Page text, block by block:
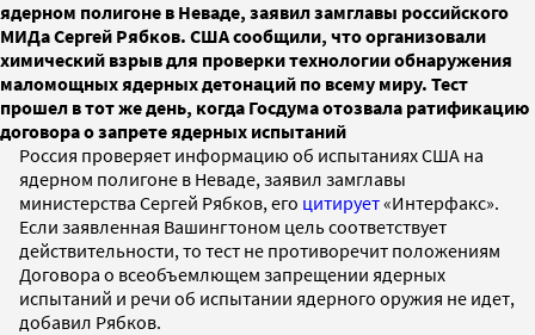
ядерном полигоне в Неваде, заявил замглавы российского
МИДа Сергей Рябков. США сообщили, что организовали
химический взрыв для проверки технологии обнаружения
маломощных ядерных детонаций по всему миру. Тест
прошел в тот же день, когда Госдума отозвала ратификацию
договора о запрете ядерных испытаний
Россия проверяет информацию об испытаниях США на
ядерном полигоне в Неваде, заявил замглавы
министерства Сергей Рябков, его цитирует«Интерфакс».
Если заявленная Вашингтоном цель соответствует
действительности, то тест не противоречит положениям
Договора о всеобъемлющем запрещении ядерных
испытаний и речи об испытании ядерного оружия не идет,
добавил Рябков.